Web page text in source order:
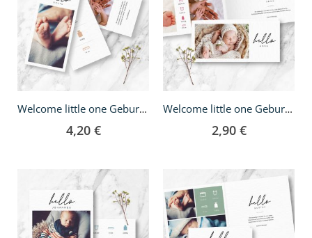
Welcome little one Geburtskarte - DIN lang Fächer
4,20 €
Welcome little one Geburtskarte - Klappkarte DIN lang
2,90 €